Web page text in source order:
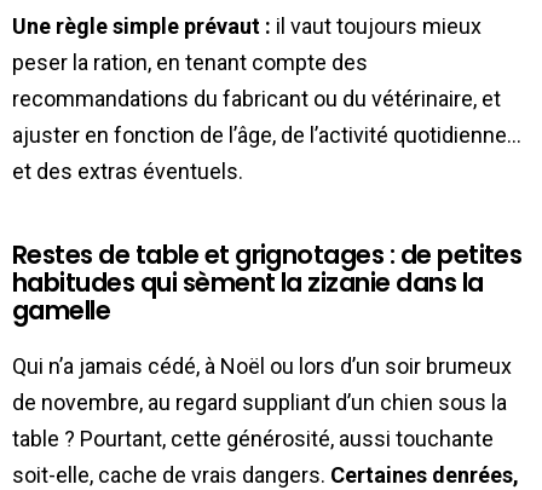
Une règle simple prévaut : il vaut toujours mieux
peser la ration, en tenant compte des
recommandations du fabricant ou du vétérinaire, et
ajuster en fonction de l’âge, de l’activité quotidienne…
et des extras éventuels.
Restes de table et grignotages : de petites
habitudes qui sèment la zizanie dans la
gamelle
Qui n’a jamais cédé, à Noël ou lors d’un soir brumeux
de novembre, au regard suppliant d’un chien sous la
table ? Pourtant, cette générosité, aussi touchante
soit-elle, cache de vrais dangers. Certaines denrées,